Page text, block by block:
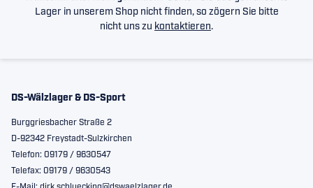
Lager in unserem Shop nicht finden, so zögern Sie bitte
nicht uns zu kontaktieren.
DS-Wälzlager & DS-Sport
Burggriesbacher Straße 2
D-92342 Freystadt-Sulzkirchen
Telefon: 09179 / 9630547
Telefax: 09179 / 9630543